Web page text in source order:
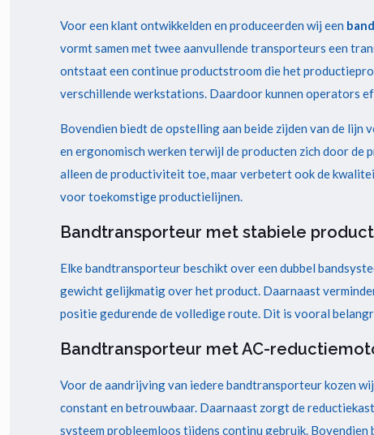
Voor een klant ontwikkelden en produceerden wij een
vormt samen met twee aanvullende transporteurs een
ontstaat een continue productstroom die het
verschillende werkstations. Daardoor kunnen operators
Bovendien biedt de opstelling aan beide zijden van de lijn
en ergonomisch werken terwijl de producten zich door
alleen de productiviteit toe, maar verbetert ook de
voor toekomstige productielijnen.
Bandtransporteur met stabiele
Elke bandtransporteur beschikt over een dubbel
gewicht gelijkmatig over het product. Daarnaast
positie gedurende de volledige route. Dit is vooral
Bandtransporteur met AC-
Voor de aandrijving van iedere bandtransporteur kozen
constant en betrouwbaar. Daarnaast zorgt de
systeem probleemloos tijdens continu gebruik.